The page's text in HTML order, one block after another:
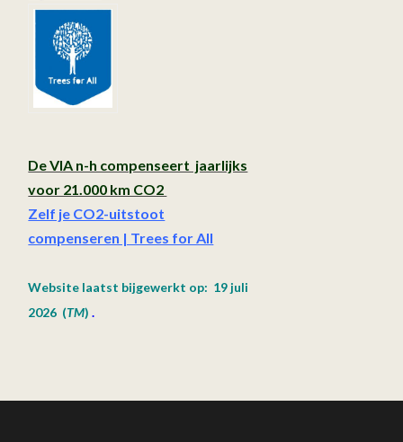
De VIA n-h compenseert jaarlijks
voor 21.000 km CO2
Zelf je CO2-uitstoot
compenseren | Trees for All
Website laatst bijgewerkt op: 19 juli
2026 (TM) .